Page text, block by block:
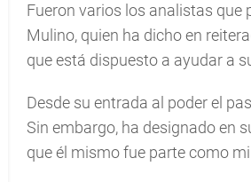
Fueron varios los analistas que
Mulino, quien ha dicho en
que está dispuesto a ayudar a
Desde su entrada al poder el
Sin embargo, ha designado en
que él mismo fue parte como